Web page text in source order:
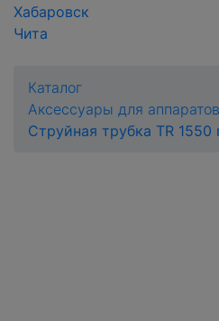
Хабаровск
Чита
Каталог
Аксессуары для
Струйная трубка TR 1550